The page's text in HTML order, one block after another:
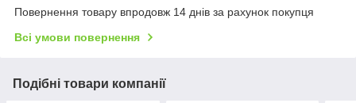
Повернення товару впродовж 14 днів за рахунок покупця
Всі умови повернення
Подібні товари компанії